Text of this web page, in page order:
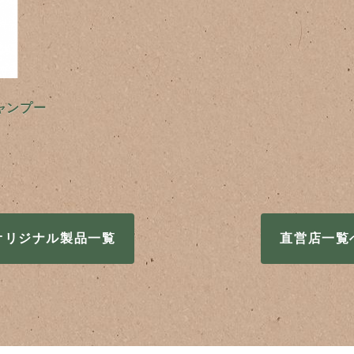
ンプー
リジナル製品一覧 直営店一覧